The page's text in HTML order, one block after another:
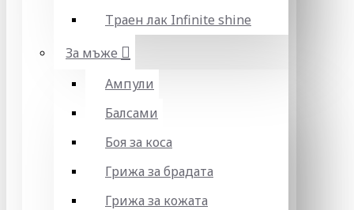
Траен лак Infinite shine
За мъже
Ампули
Балсами
Боя за коса
Грижа за брадата
Грижа за кожата